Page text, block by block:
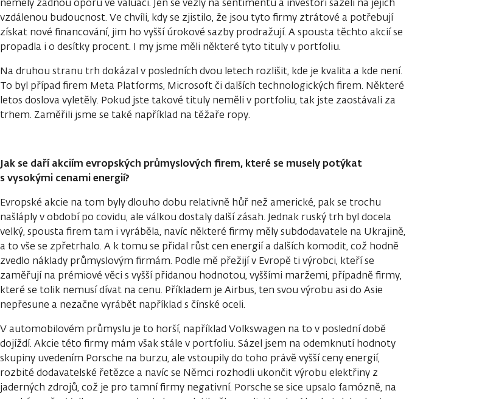
vzdálenou budoucnost. Ve chvíli, kdy se zjistilo, že jsou tyto firmy ztrátové a potřebují
získat nové financování, jim ho vyšší úrokové sazby prodražují. A spousta těchto akcií se
propadla i o desítky procent. I my jsme měli některé tyto tituly v portfoliu.
Na druhou stranu trh dokázal v posledních dvou letech rozlišit, kde je kvalita a kde není.
To byl případ firem Meta Platforms, Microsoft či dalších technologických firem. Některé
letos doslova vyletěly. Pokud jste takové tituly neměli v portfoliu, tak jste zaostávali za
trhem. Zaměřili jsme se také například na těžaře ropy.
Jak se daří akciím evropských průmyslových firem, které se musely potýkat
s vysokými cenami energií?
Evropské akcie na tom byly dlouho dobu relativně hůř než americké, pak se trochu
našláply v období po covidu, ale válkou dostaly další zásah. Jednak ruský trh byl docela
velký, spousta firem tam i vyráběla, navíc některé firmy měly subdodavatele na Ukrajině,
a to vše se zpřetrhalo. A k tomu se přidal růst cen energií a dalších komodit, což hodně
zvedlo náklady průmyslovým firmám. Podle mě přežijí v Evropě ti výrobci, kteří se
zaměřují na prémiové věci s vyšší přidanou hodnotou, vyššími maržemi, případně firmy,
které se tolik nemusí dívat na cenu. Příkladem je Airbus, ten svou výrobu asi do Asie
nepřesune a nezačne vyrábět například s čínské oceli.
V automobilovém průmyslu je to horší, například Volkswagen na to v poslední době
dojíždí. Akcie této firmy mám však stále v portfoliu. Sázel jsem na odemknutí hodnoty
skupiny uvedením Porsche na burzu, ale vstoupily do toho právě vyšší ceny energií,
rozbité dodavatelské řetězce a navíc se Němci rozhodli ukončit výrobu elektřiny z
jaderných zdrojů, což je pro tamní firmy negativní. Porsche se sice upsalo famózně, na